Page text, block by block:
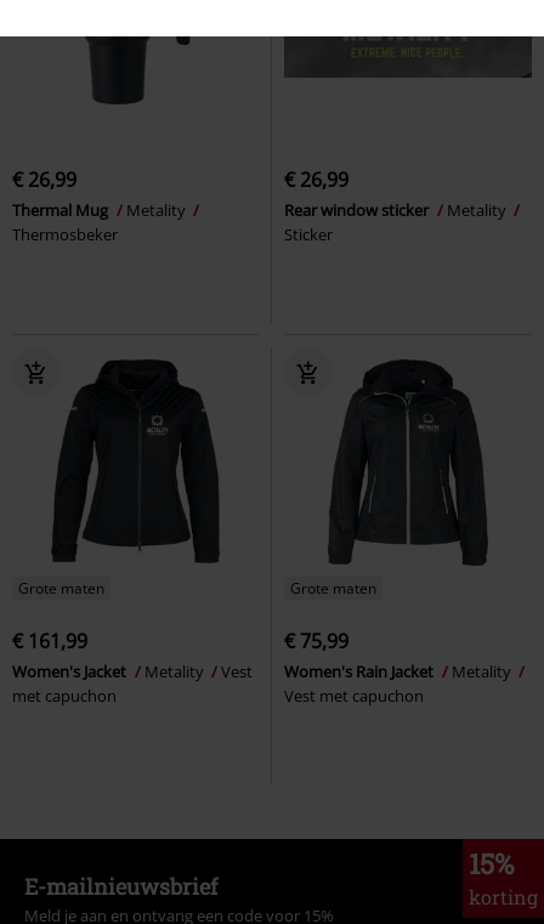
€ 26,99
Thermal Mug
Metality
Thermosbeker
€ 26,99
Rear window sticker
Metality
Sticker
Grote maten
€ 161,99
Women's Jacket Metality
Vest
met capuchon
Grote maten
€ 75,99
Women's Rain Jacket
Metality
Vest met capuchon
15%
korting
E-mailnieuwsbrief
Meld je aan en ontvang een code voor 15%